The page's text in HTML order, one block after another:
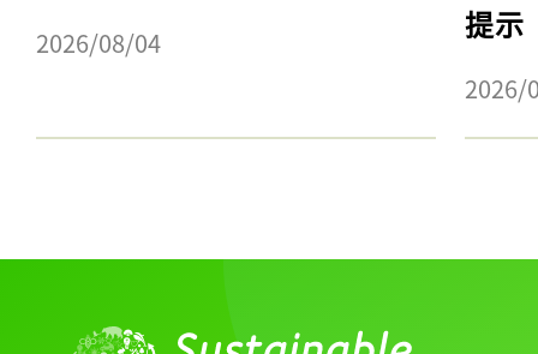
2026/08/04
提示
2026/
記事をお気に入りに
ログインが必